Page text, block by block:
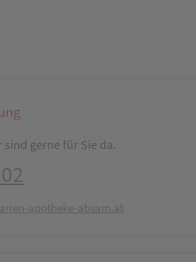
sind gerne für Sie da.
apotheke-absam.at